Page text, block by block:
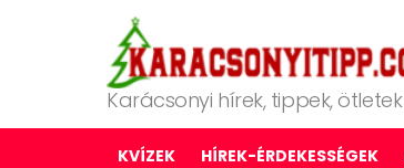
Karácsonyi hírek, tippek, ötletek
KVÍZEK HÍREK-ÉRDEKESSÉGEK